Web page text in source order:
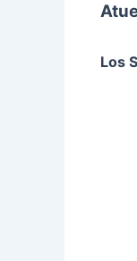
Los